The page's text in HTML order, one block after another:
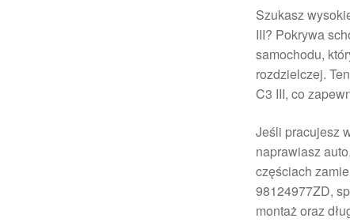
Szukasz
III? Pokrywa
samochodu,
rozdzielczej.
C3 III, co
Jeśli pracujesz
naprawiasz
częściach
98124977ZD,
montaż oraz